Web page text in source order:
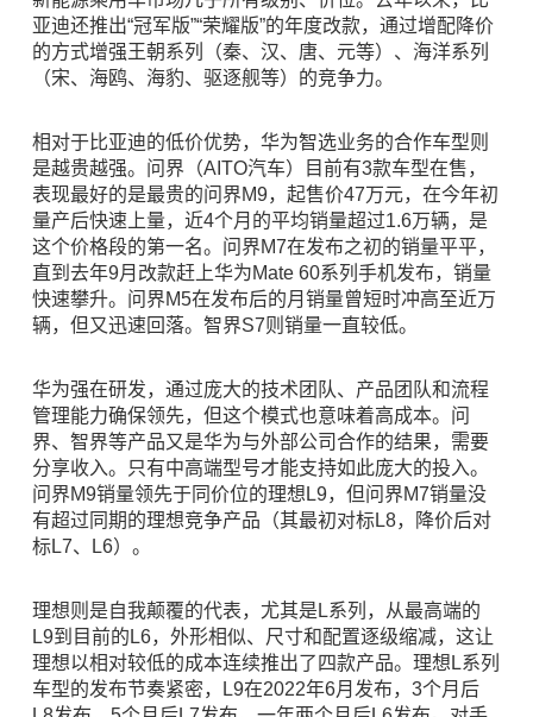
亚迪还推出“冠军版”“荣耀版”的年度改款，通过增配降价
的方式增强王朝系列（秦、汉、唐、元等）、海洋系列
（宋、海鸥、海豹、驱逐舰等）的竞争力。
相对于比亚迪的低价优势，华为智选业务的合作车型则
是越贵越强。问界（AITO汽车）目前有3款车型在售，
表现最好的是最贵的问界M9，起售价47万元，在今年初
量产后快速上量，近4个月的平均销量超过1.6万辆，是
这个价格段的第一名。问界M7在发布之初的销量平平，
直到去年9月改款赶上华为Mate 60系列手机发布，销量
快速攀升。问 界M5在发布后的月销量曾短时冲高至近万
辆，但又迅速回落。智界S7则销量一直较低。
华为强在研发，通过庞大的技术团队、产品团队和流程
管理能力确保领先，但这个模式也意味着高成本。问
界、智界等产品又是华为与外部公司合作的结果，需要
分享收入。只有中高端型号才能支持如此庞大的投入。
问界M9销量领先于同价位的理想L9，但问界M7销量没
有超过同期的理想竞争产品（其最初对标L8，降价后对
标L7、L6）。
理想则是自我颠覆的代表，尤其是L系列，从最高端的
L9到目前的L6，外形相似、尺寸和配置逐级缩减，这让
理想以相对较低的成本连续推出了四款产品。理想L系列
车型的发布节奏紧密，L9在2022年6月发布，3个月后